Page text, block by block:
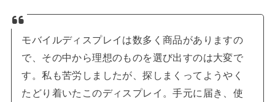
モバイルディスプレイは数多く商品がありますの
で、その中から理想のものを選び出すのは大変で
す。私も苦労しましたが、探しまくってようやく
たどり着いたこのディスプレイ。手元に届き、使